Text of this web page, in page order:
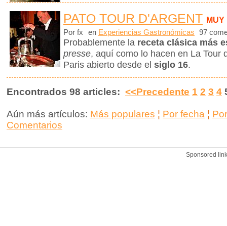
PATO TOUR D'ARGENT MUY
Por fx en Experiencias Gastronómicas 97
Probablemente la receta clásica más
presse, aquí como lo hacen en La Tour
Paris abierto desde el siglo 16.
Encontrados 98 articles: <<Precedente 1 2 3 4
Aún más artículos: Más populares ¦ Por fecha ¦
Comentarios
Sponsored